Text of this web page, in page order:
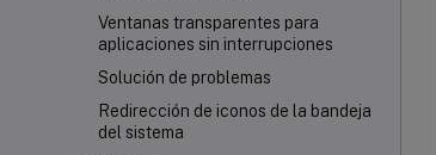
Ventanas transparentes para
aplicaciones sin interrupciones
Solución de problemas
Redirección de iconos de la bandeja
del sistema